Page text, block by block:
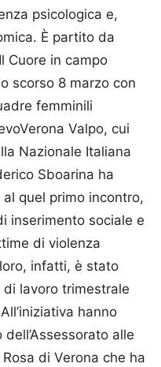
psicologica e,
È partito da
Cuore in campo
scorso 8 marzo con
femminili
Valpo, cui
Nazionale Italiana
Sboarina ha
al quel primo incontro,
inserimento sociale e
di violenza
infatti, è stato
lavoro trimestrale
hanno
alle
di Verona che ha